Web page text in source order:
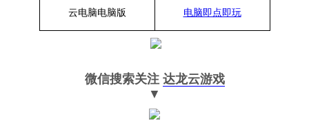
云电脑电脑版 电脑即点即玩
微信搜索关注 达龙云游戏
▼